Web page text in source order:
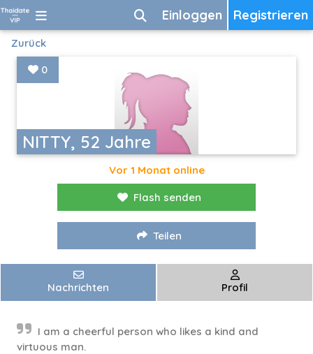
Registrieren
Einloggen
Zurück
NITTY, 52 Jahre
0
Vor 1 Monat online
Flash senden
Teilen
Nachrichten Profil
I am a cheerful person who likes a kind and
virtuous man.